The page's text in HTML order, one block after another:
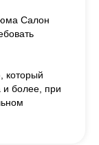
Салон
который
и более, при